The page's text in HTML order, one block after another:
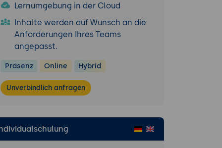
Lernumgebung in der Cloud
Inhalte werden auf Wunsch an die
Anforderungen Ihres Teams
angepasst.
Präsenz Online Hybrid
Unverbindlich anfragen